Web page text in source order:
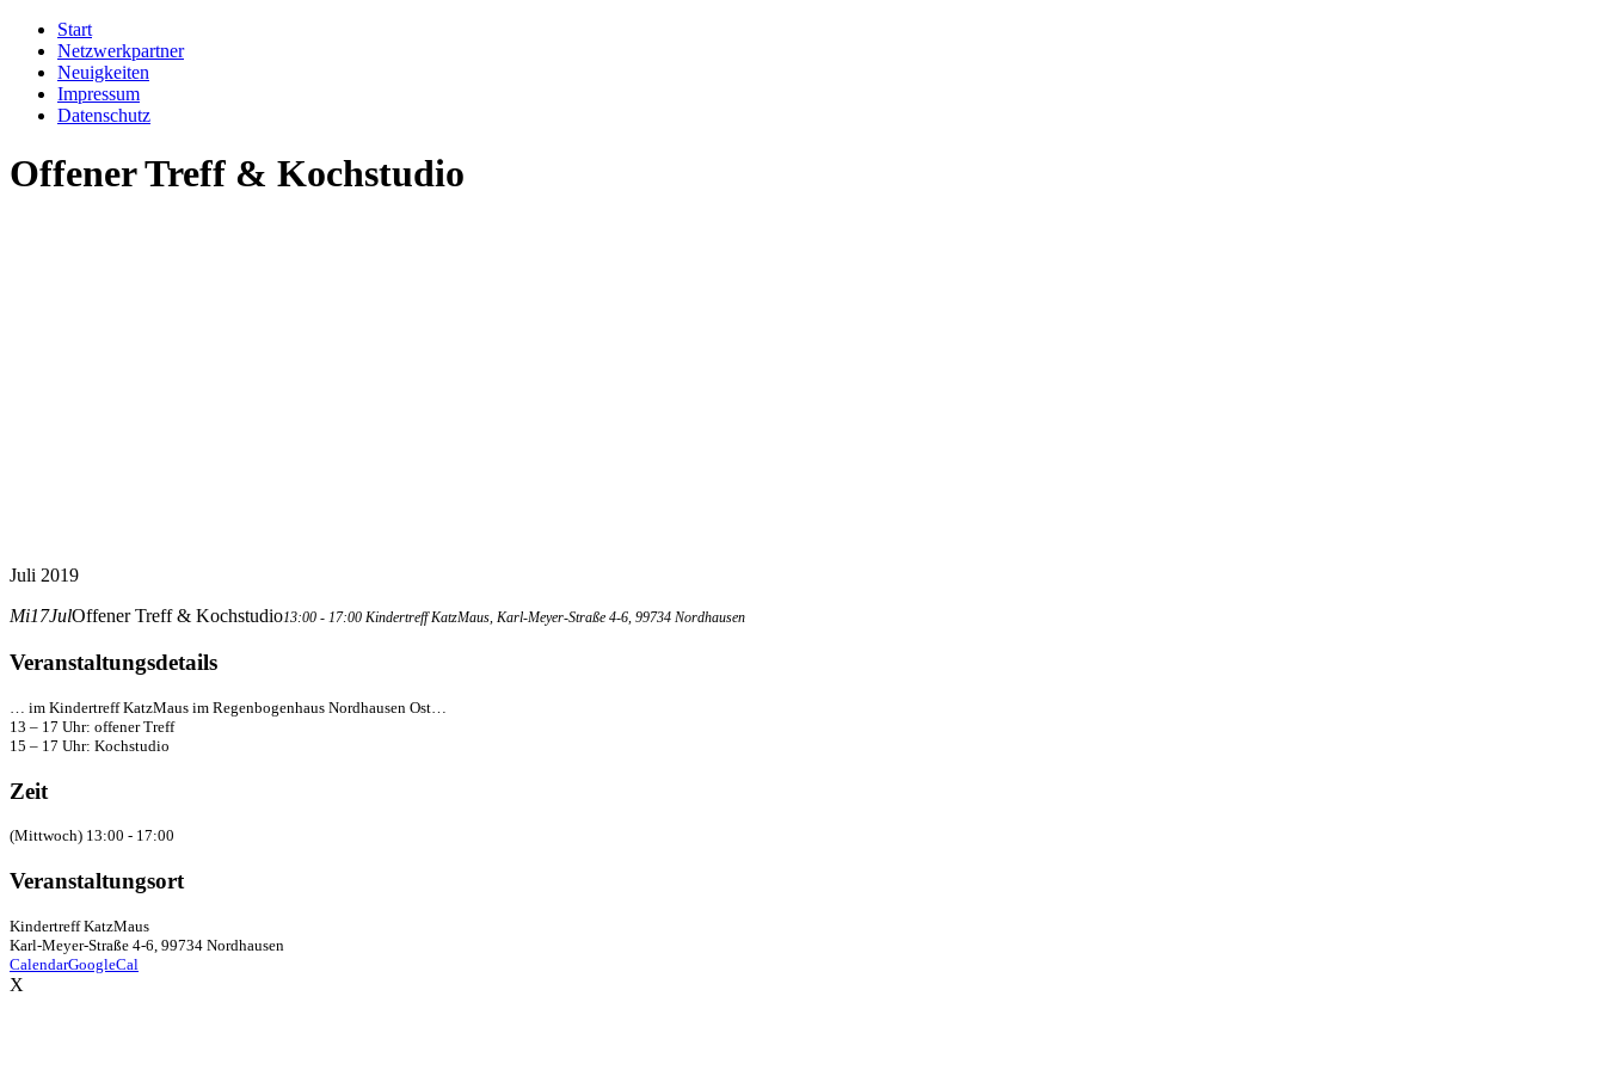
Start
Netzwerkpartner
Neuigkeiten
Impressum
Datenschutz
Offener Treff & Kochstudio
Juli 2019
Mi17JulOffener Treff & Kochstudio13:00 - 17:00 Kindertreff KatzMaus, Karl-Meyer-Straße 4-6, 99734 Nordhausen
Veranstaltungsdetails
… im Kindertreff KatzMaus im Regenbogenhaus Nordhausen Ost…
13 – 17 Uhr: offener Treff
15 – 17 Uhr: Kochstudio
Zeit
(Mittwoch) 13:00 - 17:00
Veranstaltungsort
Kindertreff KatzMaus
Karl-Meyer-Straße 4-6, 99734 Nordhausen
CalendarGoogleCal
X